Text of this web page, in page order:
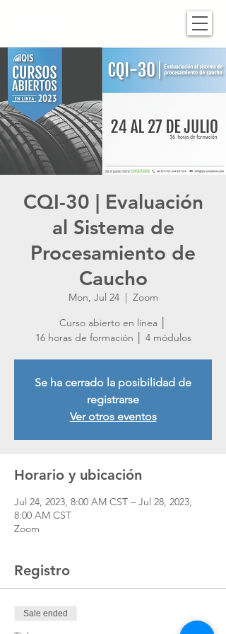
CQI-30 | Evaluación
al Sistema de
Procesamiento de
Caucho
Mon, Jul 24
  |
Zoom
Curso abierto en línea │
16 horas de formación │ 4 módulos
Se ha cerrado la posibilidad de
registrarse
Ver otros eventos
Horario y ubicación
Jul 24, 2023, 8:00 AM CST – Jul 28, 2023,
8:00 AM CST
Zoom
Registro
Sale ended